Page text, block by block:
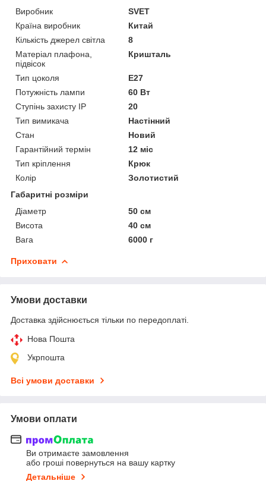
Виробник
SVET
Країна виробник
Китай
Кількість джерел світла
8
Матеріал плафона,
підвісок
Кришталь
Тип цоколя
E27
Потужність лампи
60 Вт
Ступінь захисту IP
20
Тип вимикача
Настінний
Стан
Новий
Гарантійний термін
12 міс
Тип кріплення
Крюк
Колір
Золотистий
Габаритні розміри
Діаметр
50 см
Висота
40 см
Вага
6000 г
Приховати
Умови доставки
Доставка здійснюється тільки по передоплаті.
Нова Пошта
Укрпошта
Всі умови доставки
Умови оплати
Ви отримаєте замовлення
або гроші повернуться на вашу картку
Детальніше